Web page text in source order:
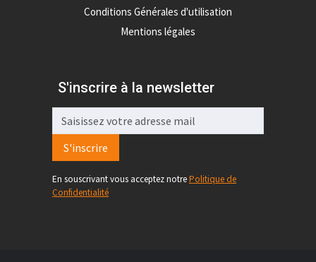
Conditions Générales d'utilisation
Mentions légales
S'inscrire à la newsletter
S'inscrire
En souscrivant vous acceptez notrePolitique de
Confidentialité